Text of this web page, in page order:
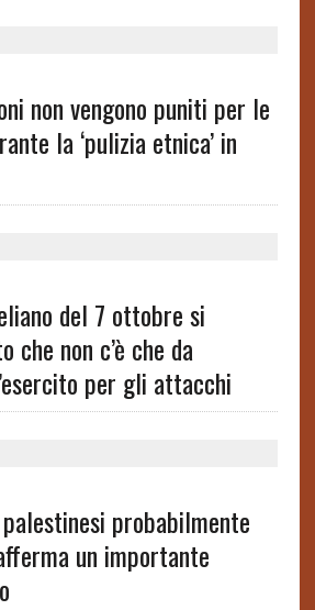
non vengono puniti per le
la ‘pulizia etnica’ in
del 7 ottobre si
non c’è che da
per gli attacchi
probabilmente
un importante